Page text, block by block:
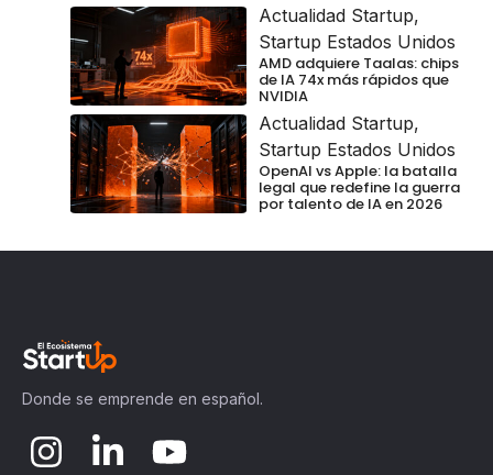
Actualidad Startup,
Startup Estados Unidos
AMD adquiere Taalas: chips
de IA 74x más rápidos que
NVIDIA
Actualidad Startup,
Startup Estados Unidos
OpenAI vs Apple: la batalla
legal que redefine la guerra
por talento de IA en 2026
Donde se emprende en español.